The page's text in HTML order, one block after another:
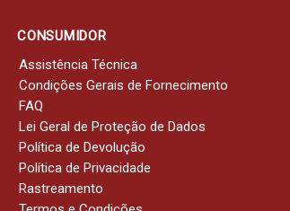
CONSUMIDOR
Assistência Técnica
Condições Gerais de Fornecimento
FAQ
Lei Geral de Proteção de Dados
Política de Devolução
Política de Privacidade
Rastreamento